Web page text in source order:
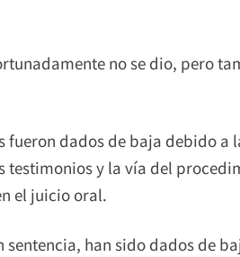
no se dio, pero
fueron dados de baja debido a
testimonios y la vía del
el juicio oral.
sentencia, han sido dados de